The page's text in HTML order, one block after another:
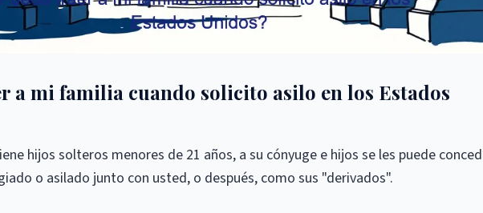
a mi familia cuando solicito asilo en los Estados
hijos solteros menores de 21 años, a su cónyuge e hijos se les puede
o asilado junto con usted, o después, como sus "derivados".